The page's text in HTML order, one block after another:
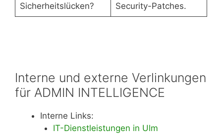
Sicherheitslücken?
Security-Patches.
Interne und externe Verlinkungen
für ADMIN INTELLIGENCE
Interne Links:
IT-Dienstleistungen in Ulm